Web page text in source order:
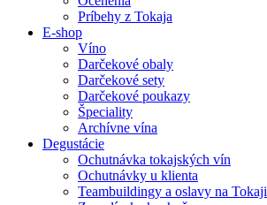
Príbehy z Tokaja
E-shop
Víno
Darčekové obaly
Darčekové sety
Darčekové poukazy
Špeciality
Archívne vína
Degustácie
Ochutnávka tokajských vín
Ochutnávky u klienta
Teambuildingy a oslavy na Tokaji